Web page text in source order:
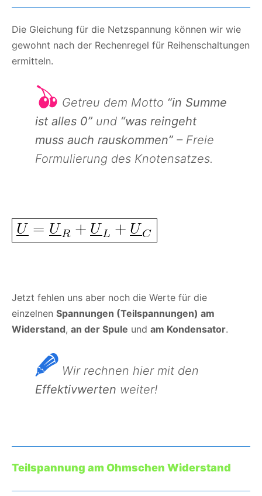
Die Gleichung für die Netzspannung können wir wie
gewohnt nach der Rechenregel für Reihenschaltungen
ermitteln.
Getreu dem Motto “in Summe
ist alles 0” und “was reingeht
muss auch rauskommen” – Freie
Formulierung des Knotensatzes.
Jetzt fehlen uns aber noch die Werte für die
einzelnen Spannungen (Teilspannungen) am
Widerstand, an der Spule und am Kondensator.
Wir rechnen hier mit den
Effektivwerten weiter!
Teilspannung am Ohmschen Widerstand